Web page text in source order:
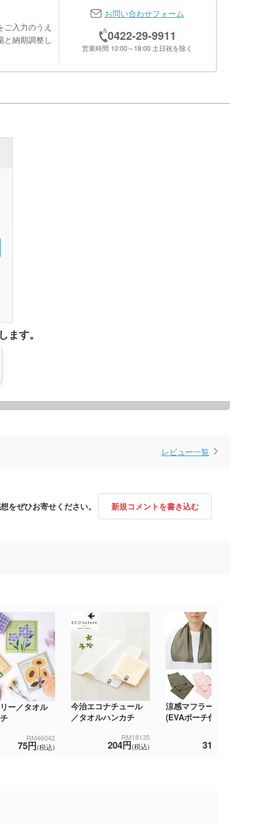
入力のうえ
と納期調整し
お問い合わせフォーム
0422-29-9911
営業時間 10:00～18:00 土日祝を除く
す。
レビュー一覧
をぜひお寄せください。 新規コメントを書き込む
ー／タオル
RM46042
75円(税込)
今治エコナチュール
／タオルハンカチ
RM18135
204円(税込)
涼感マフラータオル
(EVAポーチ付)
319円